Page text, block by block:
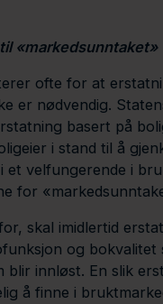
«markedsunntaket»
ofte for at
er nødvendig.
basert på
i stand til å
et velfungerende i
for
skal imidlertid
og bokvalitet
blir innløst. En slik
å finne i